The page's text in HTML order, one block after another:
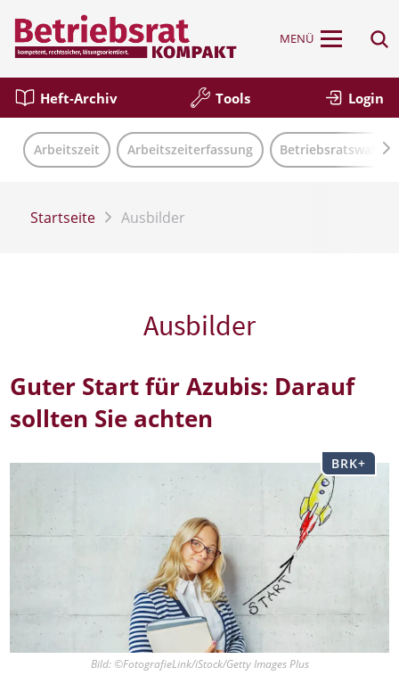
MENÜ
Heft-Archiv Tools Login
Arbeitszeit Arbeitszeiterfassung Betriebsratswahl
Startseite Ausbilder
Ausbilder
Guter Start für Azubis: Darauf
sollten Sie achten
BRK+
Bild: ©FotografieLink/iStock/Getty Images Plus